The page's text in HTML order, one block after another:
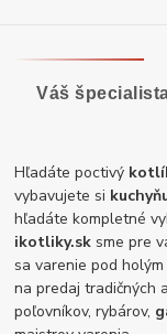
Váš
Hľadáte poctivý
vybavujete si
hľadáte kompletné
ikotliky.sk sme pre
sa varenie pod
na predaj tradičných
poľovníkov, rybárov,